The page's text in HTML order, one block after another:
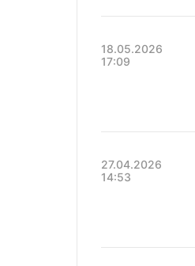
18.05.2026
17:09
27.04.2026
14:53